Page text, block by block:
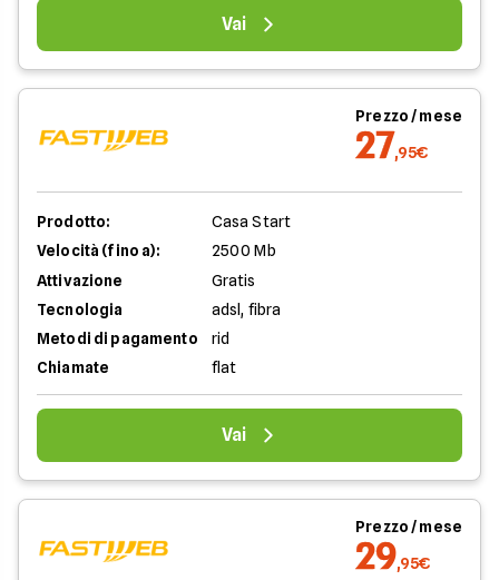
Vai
Prezzo / mese
27,95€
Prodotto:
Casa Start
Velocità (fino a):
2500 Mb
Attivazione
Gratis
Tecnologia
adsl, fibra
Metodi di pagamento
rid
Chiamate
flat
Vai
Prezzo / mese
29,95€